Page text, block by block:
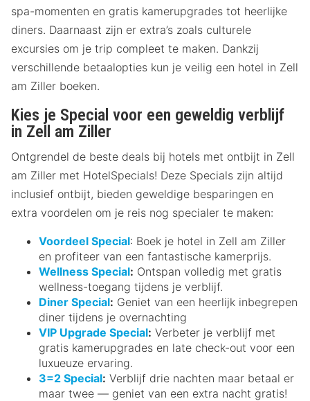
spa-momenten en gratis kamerupgrades tot heerlijke
diners. Daarnaast zijn er extra’s zoals culturele
excursies om je trip compleet te maken. Dankzij
verschillende betaalopties kun je veilig een hotel in Zell
am Ziller boeken.
Kies je Special voor een geweldig verblijf
in Zell am Ziller
Ontgrendel de beste deals bij hotels met ontbijt in Zell
am Ziller met HotelSpecials! Deze Specials zijn altijd
inclusief ontbijt, bieden geweldige besparingen en
extra voordelen om je reis nog specialer te maken:
Voordeel Special: Boek je hotel in Zell am Ziller
en profiteer van een fantastische kamerprijs.
Wellness Special: Ontspan volledig met gratis
wellness-toegang tijdens je verblijf.
Diner Special: Geniet van een heerlijk inbegrepen
diner tijdens je overnachting
VIP Upgrade Special: Verbeter je verblijf met
gratis kamerupgrades en late check-out voor een
luxueuze ervaring.
3=2 Special: Verblijf drie nachten maar betaal er
maar twee — geniet van een extra nacht gratis!